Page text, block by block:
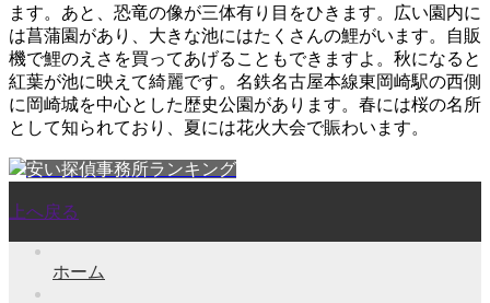
ます。あと、恐竜の像が三体有り目をひきます。広い園内に
は菖蒲園があり、大きな池にはたくさんの鯉がいます。自販
機で鯉のえさを買ってあげることもできますよ。秋になると
紅葉が池に映えて綺麗です。名鉄名古屋本線東岡崎駅の西側
に岡崎城を中心とした歴史公園があります。春には桜の名所
として知られており、夏には花火大会で賑わいます。
安い探偵事務所ランキング
上へ戻る
ホーム